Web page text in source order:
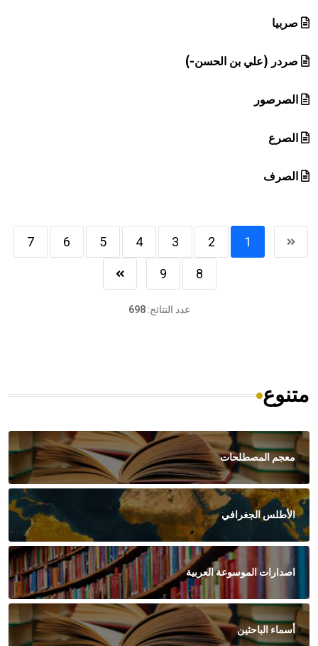
صربيا
صردر (علي بن الحسن-)
الصرصور
الصرع
الصرف
1
2
3
4
5
6
7
8
9
عدد النتائج:698
متنوع
معجم المصطلحات
الأطلس الجغرافي
اصدارات الموسوعة العربية
أسماء الباحثين